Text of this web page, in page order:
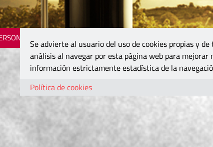
Se advierte al usuario del uso de cookies propias y
análisis al navegar por esta página web para
información estrictamente estadística de la
Política de cookies